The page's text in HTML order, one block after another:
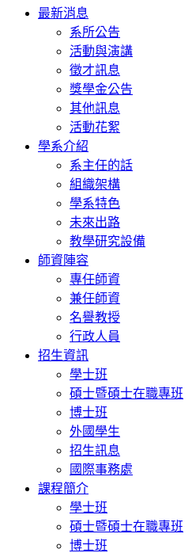
Toggle
navigation
最新消息
系所公告
活動與演講
徵才訊息
獎學金公告
其他訊息
活動花絮
學系介紹
系主任的話
組織架構
學系特色
未來出路
教學研究設備
師資陣容
專任師資
兼任師資
名譽教授
行政人員
招生資訊
學士班
碩士暨碩士在職專班
博士班
外國學生
招生訊息
國際事務處
課程簡介
學士班
碩士暨碩士在職專班
博士班